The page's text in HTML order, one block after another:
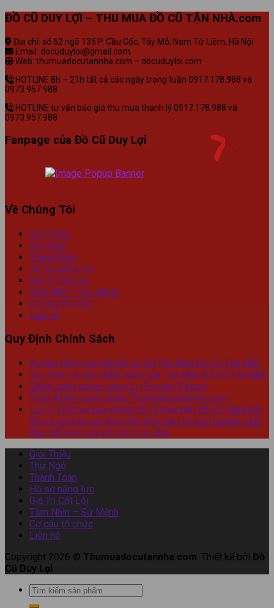
ĐỒ CŨ DUY LỢI – THU MUA ĐỒ CŨ TẬN NHÀ.com
Địa chỉ: số 62 ngõ 135 P. Cầu Cốc, Tây Mỗ, Nam Từ Liêm, Hà Nội
Email: docuduyloi@gmail.com
Web: thumuadocutannha.com – docuduyloi.com
HOTLINE 8h – 21h tất cả các ngày trong tuần 0917.178.988 và
0973.957.988
HOTLINE tư vấn báo giá thu mua thanh lý 0917.178.988 và
0973.957.988
Fanpage của Đồ Cũ Duy Lợi
Về Chúng Tôi
Giới Thiệu
Thư Ngỏ
Thanh Toán
Hồ sơ năng lực
Giá Trị Cốt Lõi
Tầm Nhìn – Sứ Mệnh
Cơ cấu tổ chức
Liên hệ
Quy Định Chính Sách
Hướng dẫn mua bán đồ cũ tại Thu Mua Đồ Cũ Tận Nhà
Quy định và các chính sách của Thu Mua Đồ Cũ Tận Nhà
Chính sách quyền riêng tư (Privacy Policy)
Thỏa thuận người dùng Thumuadocutannha.com
Lưu ý: Dịch vụ của chúng tôi là mua bán đồ cũ. Mua bán
đồ cũ giúp tái sử dụng rác thải, bảo vệ môi trường sinh
thái, tiết kiệm chi phí cho mọi nhà.
Giới Thiệu
Thư Ngỏ
Thanh Toán
Hồ sơ năng lực
Giá Trị Cốt Lõi
Tầm Nhìn – Sứ Mệnh
Cơ cấu tổ chức
Liên hệ
Copyright 2026 © Thumuadocutannha.com. Thiết kế bởi Đồ
Cũ Duy Lợi